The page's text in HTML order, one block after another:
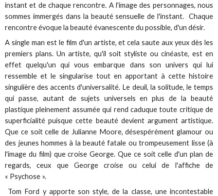
instant et de chaque rencontre. A l'image des personnages, nous
sommes immergés dans la beauté sensuelle de l'instant. Chaque
rencontre évoque la beauté évanescente du possible, d'un désir.
A single man est le film d'un artiste, et cela saute aux yeux dès les
premiers plans. Un artiste, qu'il soit styliste ou cinéaste, est en
effet quelqu'un qui vous embarque dans son univers qui lui
ressemble et le singularise tout en apportant à cette histoire
singulière des accents d'universalité. Le deuil, la solitude, le temps
qui passe, autant de sujets universels en plus de la beauté
plastique pleinement assumée qui rend caduque toute critique de
superficialité puisque cette beauté devient argument artistique.
Que ce soit celle de Julianne Moore, désespérément glamour ou
des jeunes hommes à la beauté fatale ou trompeusement lisse (à
l'image du film) que croise George. Que ce soit celle d'un plan de
regards, ceux que George croise ou celui de l'affiche de
« Psychose ».
Tom Ford y apporte son style, de la classe, une incontestable